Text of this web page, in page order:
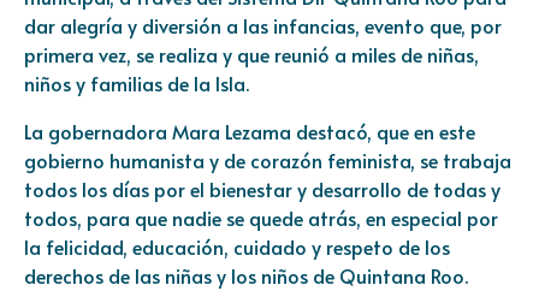
dar alegría y diversión a las infancias, evento que, por
primera vez, se realiza y que reunió a miles de niñas,
niños y familias de la Isla.
La gobernadora Mara Lezama destacó, que en este
gobierno humanista y de corazón feminista, se trabaja
todos los días por el bienestar y desarrollo de todas y
todos, para que nadie se quede atrás, en especial por
la felicidad, educación, cuidado y respeto de los
derechos de las niñas y los niños de Quintana Roo.